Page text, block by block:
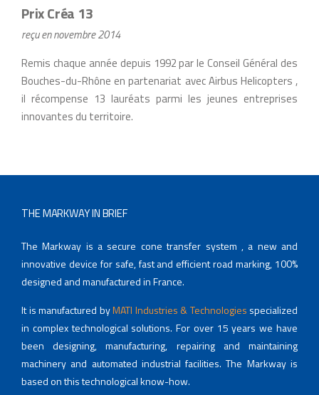
Prix Créa 13
reçu en novembre 2014
Remis chaque année depuis 1992 par le Conseil Général des
Bouches-du-Rhône en partenariat avec Airbus Helicopters ,
il récompense 13 lauréats parmi les jeunes entreprises
innovantes du territoire.
THE MARKWAY IN BRIEF
The Markway is a secure cone transfer system , a new and
innovative device for safe, fast and efficient road marking, 100%
designed and manufactured in France.
It is manufactured byMATI Industries & Technologies specialized
in complex technological solutions. For over 15 years we have
been designing, manufacturing, repairing and maintaining
machinery and automated industrial facilities. The Markway is
based on this technological know-how.